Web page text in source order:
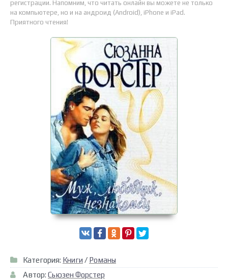
регистрации. Напомним, что читать онлайн вы можете не только
на компьютере, но и на андроид (Android), iPhone и iPad.
Приятного чтения!
Категория: Книги / Романы
Автор: Сьюзен Форстер